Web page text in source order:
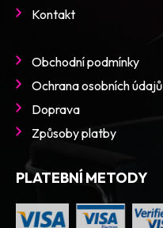
Kontakt
Obchodní podmínky
Ochrana osobních údajů
Doprava
Způsoby platby
PLATEBNÍ METODY